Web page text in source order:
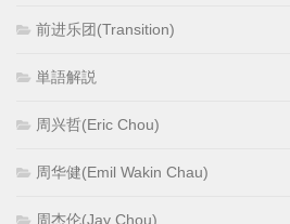
前进乐团(Transition)
単語解説
周兴哲(Eric Chou)
周华健(Emil Wakin Chau)
周杰伦(Jay Chou)